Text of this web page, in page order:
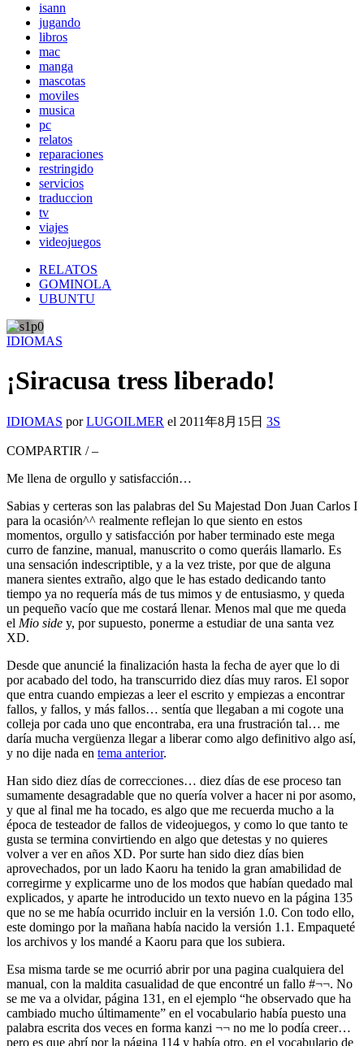
isann
jugando
libros
mac
manga
mascotas
moviles
musica
pc
relatos
reparaciones
restringido
servicios
traduccion
tv
viajes
videojuegos
RELATOS
GOMINOLA
UBUNTU
IDIOMAS
¡Siracusa tress liberado!
IDIOMAS por LUGOILMER el 2011年8月15日 3S
COMPARTIR / –
Me llena de orgullo y satisfacción…
Sabias y certeras son las palabras del Su Majestad Don Juan Carlos I
para la ocasión^^ realmente reflejan lo que siento en estos
momentos, orgullo y satisfacción por haber terminado este mega
curro de fanzine, manual, manuscrito o como queráis llamarlo. Es
una sensación indescriptible, y a la vez triste, por que de alguna
manera sientes extraño, algo que le has estado dedicando tanto
tiempo ya no requería más de tus mimos y de entusiasmo, y queda
un pequeño vacío que me costará llenar. Menos mal que me queda
el Mio side y, por supuesto, ponerme a estudiar de una santa vez
XD.
Desde que anuncié la finalización hasta la fecha de ayer que lo di
por acabado del todo, ha transcurrido diez días muy raros. El sopor
que entra cuando empiezas a leer el escrito y empiezas a encontrar
fallos, y fallos, y más fallos… sentía que llegaban a mi cogote una
colleja por cada uno que encontraba, era una frustración tal… me
daría mucha vergüenza llegar a liberar como algo definitivo algo así,
y no dije nada en tema anterior.
Han sido diez días de correcciones… diez días de ese proceso tan
sumamente desagradable que no quería volver a hacer ni por asomo,
y que al final me ha tocado, es algo que me recuerda mucho a la
época de testeador de fallos de videojuegos, y como lo que tanto te
gusta se termina convirtiendo en algo que detestas y no quieres
volver a ver en años XD. Por surte han sido diez días bien
aprovechados, por un lado Kaoru ha tenido la gran amabilidad de
corregirme y explicarme uno de los modos que habían quedado mal
explicados, y aparte he introducido un texto nuevo en la página 135
que no se me había ocurrido incluir en la versión 1.0. Con todo ello,
este domingo por la mañana había nacido la versión 1.1. Empaqueté
los archivos y los mandé a Kaoru para que los subiera.
Esa misma tarde se me ocurrió abrir por una pagina cualquiera del
manual, con la maldita casualidad de que encontré un fallo #¬¬. No
se me va a olvidar, página 131, en el ejemplo “he observado que ha
cambiado mucho últimamente” en el vocabulario había puesto una
palabra escrita dos veces en forma kanzi ¬¬ no me lo podía creer…
pero es que abrí por la página 114 y había otro, en el vocabulario de